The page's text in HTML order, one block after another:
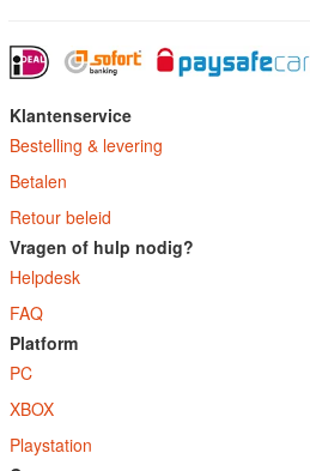
Klantenservice
Bestelling & levering
Betalen
Retour beleid
Vragen of hulp nodig?
Helpdesk
FAQ
Platform
PC
XBOX
Playstation